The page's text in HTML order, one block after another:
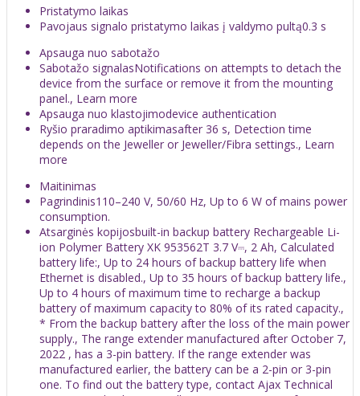
Pristatymo laikas
Pavojaus signalo pristatymo laikas į valdymo pultą0.3 s
Apsauga nuo sabotažo
Sabotažo signalasNotifications on attempts to detach the
device from the surface or remove it from the mounting
panel., Learn more
Apsauga nuo klastojimodevice authentication
Ryšio praradimo aptikimasafter 36 s, Detection time
depends on the Jeweller or Jeweller/Fibra settings., Learn
more
Maitinimas
Pagrindinis110–240 V, 50/60 Hz, Up to 6 W of mains power
consumption.
Atsarginės kopijosbuilt-in backup battery Rechargeable Li-
ion Polymer Battery XK 953562T 3.7 V⎓, 2 Ah, Calculated
battery life:, Up to 24 hours of backup battery life when
Ethernet is disabled., Up to 35 hours of backup battery life.,
Up to 4 hours of maximum time to recharge a backup
battery of maximum capacity to 80% of its rated capacity.,
* From the backup battery after the loss of the main power
supply., The range extender manufactured after October 7,
2022 , has a 3-pin battery. If the range extender was
manufactured earlier, the battery can be a 2-pin or 3-pin
one. To find out the battery type, contact Ajax Technical